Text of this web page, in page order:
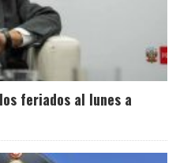
feriados al lunes a